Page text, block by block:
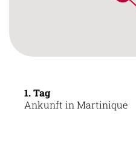
1. Tag
Ankunft in Martinique